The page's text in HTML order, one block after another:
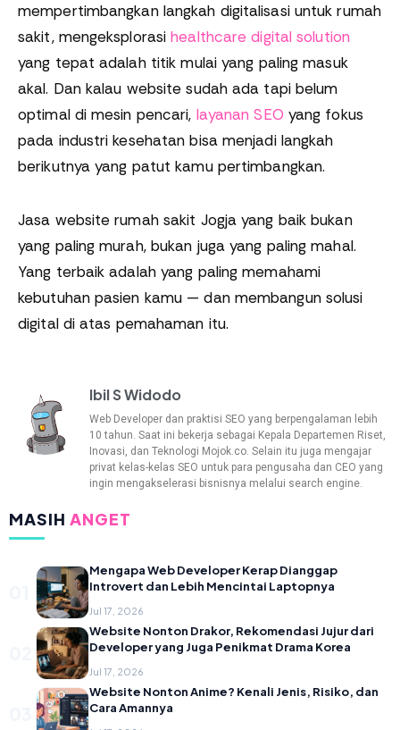
mempertimbangkan langkah digitalisasi untuk rumah
sakit, mengeksplorasihealthcare digital solution
yang tepat adalah titik mulai yang paling masuk
akal. Dan kalau website sudah ada tapi belum
optimal di mesin pencari, layanan SEO yang fokus
pada industri kesehatan bisa menjadi langkah
berikutnya yang patut kamu pertimbangkan.
Jasa website rumah sakit Jogja yang baik bukan
yang paling murah, bukan juga yang paling mahal.
Yang terbaik adalah yang paling memahami
kebutuhan pasien kamu — dan membangun solusi
digital di atas pemahaman itu.
Ibil S Widodo
Web Developer dan praktisi SEO yang berpengalaman lebih
10 tahun. Saat ini bekerja sebagai Kepala Departemen Riset,
Inovasi, dan Teknologi Mojok.co. Selain itu juga mengajar
privat kelas-kelas SEO untuk para pengusaha dan CEO yang
ingin mengakselerasi bisnisnya melalui search engine.
MASIH ANGET
Mengapa Web Developer Kerap Dianggap
Introvert dan Lebih Mencintai Laptopnya
Jul 17, 2026
Website Nonton Drakor, Rekomendasi Jujur dari
Developer yang Juga Penikmat Drama Korea
Jul 17, 2026
Website Nonton Anime? Kenali Jenis, Risiko, dan
Cara Amannya